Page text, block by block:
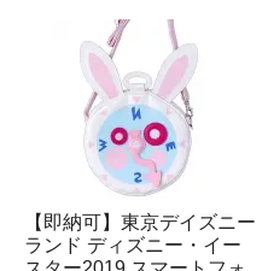
【即納可】東京デイズニー
ランド ディズニー・イー